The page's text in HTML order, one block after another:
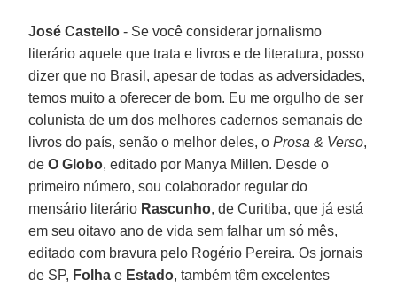
José Castello - Se você considerar jornalismo
literário aquele que trata e livros e de literatura, posso
dizer que no Brasil, apesar de todas as adversidades,
temos muito a oferecer de bom. Eu me orgulho de ser
colunista de um dos melhores cadernos semanais de
livros do país, senão o melhor deles, oProsa & Verso,
deO Globo, editado por Manya Millen. Desde o
primeiro número, sou colaborador regular do
mensário literário Rascunho, de Curitiba, que já está
em seu oitavo ano de vida sem falhar um só mês,
editado com bravura pelo Rogério Pereira. Os jornais
de SP, Folha e Estado, também têm excelentes